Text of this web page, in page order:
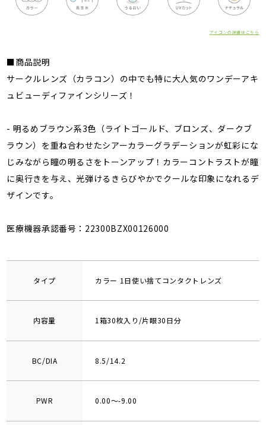
アイコンの詳細はこちら
■商品説明
サークルレンズ（カラコン）の中でも特に大人気のワンデーアキ
ュビューディファインシリーズ！
- 明るめブラウン系3色（ライトゴールド、ブロンズ、ダークブ
ラウン）を重ね合わせたシアーカラーグラデーションが虹彩にな
じみながら瞳の明るさをトーンアップ！カラーコントラストが瞳
に奥行きを与え、光弾けるきらびやかでクールな印象になれるデ
ザインです。
医療機器承認番号：22300BZX00126000
タイプ カラー 1日使い捨てコンタクトレンズ
内容量 1箱30枚入り/片眼30日分
BC/DIA 8.5/14.2
PWR 0.00～-9.00